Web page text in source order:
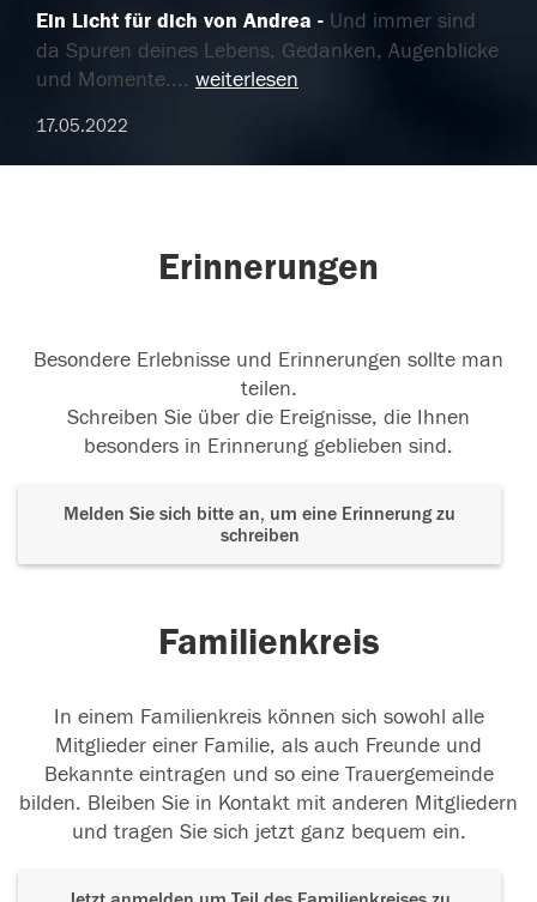
Ein Licht für dich von Andrea
Und immer sind
da Spuren deines Lebens, Gedanken, Augenblicke
und Momente.... weiterlesen
17.05.2022
Erinnerungen
Besondere Erlebnisse und Erinnerungen sollte man
teilen.
Schreiben Sie über die Ereignisse, die Ihnen
besonders in Erinnerung geblieben sind.
Melden Sie sich bitte an, um eine Erinnerung zu
schreiben
Familienkreis
In einem Familienkreis können sich sowohl alle
Mitglieder einer Familie, als auch Freunde und
Bekannte eintragen und so eine Trauergemeinde
bilden. Bleiben Sie in Kontakt mit anderen Mitgliedern
und tragen Sie sich jetzt ganz bequem ein.